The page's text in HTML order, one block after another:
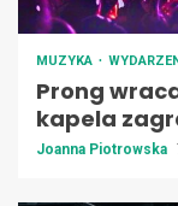
MUZYKA
Prong
kapela
Joanna Piotrowska